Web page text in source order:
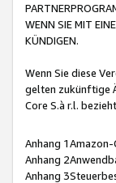
WENN SIE MIT
KÜNDIGEN.
Wenn Sie diese
gelten zukünftige
Core S.à r.l.
Anhang
Anhang
Anhang